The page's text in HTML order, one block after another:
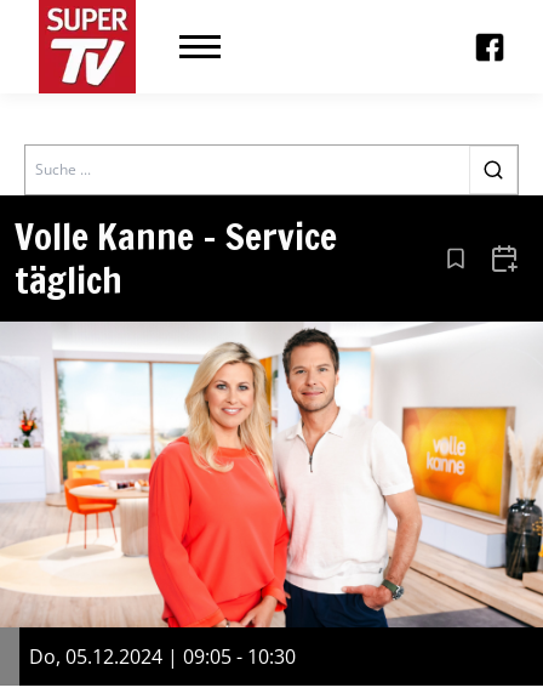
Search
Volle Kanne – Service
täglich
Aus den
Do, 05.12.2024 | 09:05 - 10:30